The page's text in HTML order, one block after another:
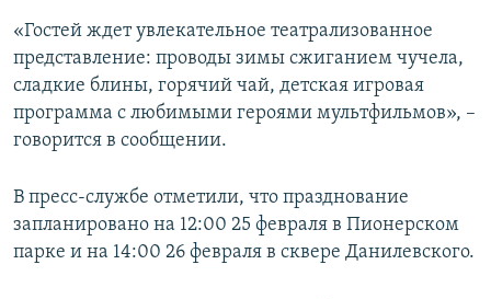
«Гостей ждет увлекательное театрализованное
представление: проводы зимы сжиганием чучела,
сладкие блины, горячий чай, детская игровая
программа с любимыми героями мультфильмов», –
говорится в сообщении.
В пресс-службе отметили, что празднование
запланировано на 12:00 25 февраля в Пионерском
парке и на 14:00 26 февраля в сквере Данилевского.